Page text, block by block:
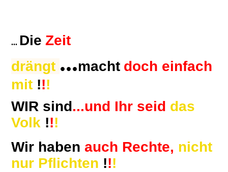
... Die Zeit
drängt ...macht doch einfach
mit !!!
WIR sind...und Ihr seid das
Volk !!!
Wir haben auch Rechte, nicht
nur Pflichten !!!